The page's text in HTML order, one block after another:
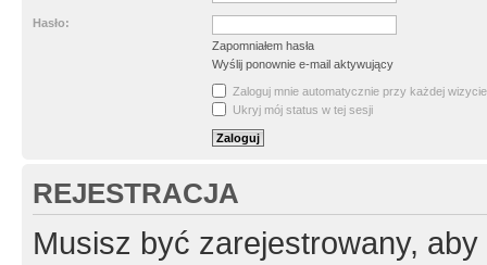
Hasło:
Zapomniałem hasła
Wyślij ponownie e-mail aktywujący
Zaloguj mnie automatycznie przy każdej wizycie
Ukryj mój status w tej sesji
REJESTRACJA
Musisz być zarejestrowany,